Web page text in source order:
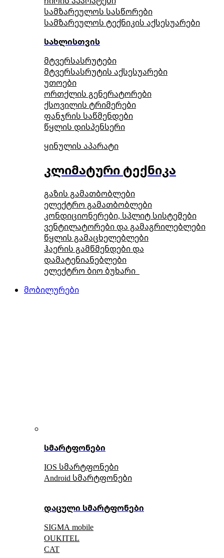
სამზარეულოს სასწორები
სამზარეულოს ტექნიკის აქსესუარები
სახლისთვის
მტვერსასრუტები
მტვერსასრუტის აქსესუარები
უთოები
ორთქლის გენერატორები
ქსოვილის ტრიმერები
ფანჯრის საწმენდები
წყლის დისპენსერი
ყინულის აპარატი
კლიმატური ტექნიკა
გაზის გამათბობლები
ელექტრო გამათბობლები
კონდიციონერები, სპლიტ სისტემები
ვენტილატორები და გამაგრილებლები
წყლის გამაცხელებლები
ჰაერის გამწმენდები და
დამატენიანებლები
ელექტრო ბიო ბუხარი
მობილურები
სმარტფონები
IOS სმარტფონები
Android სმარტფონები
დაცული სმარტფონები
SIGMA mobile
OUKITEL
CAT